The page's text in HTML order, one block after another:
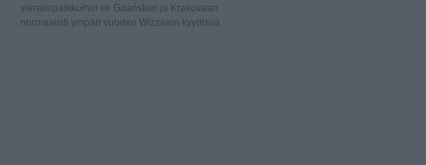
vierailupaikkoihin eli Gdańskiin ja Krakovaan
normaalisti ympäri vuoden Wizzairin kyydissä.